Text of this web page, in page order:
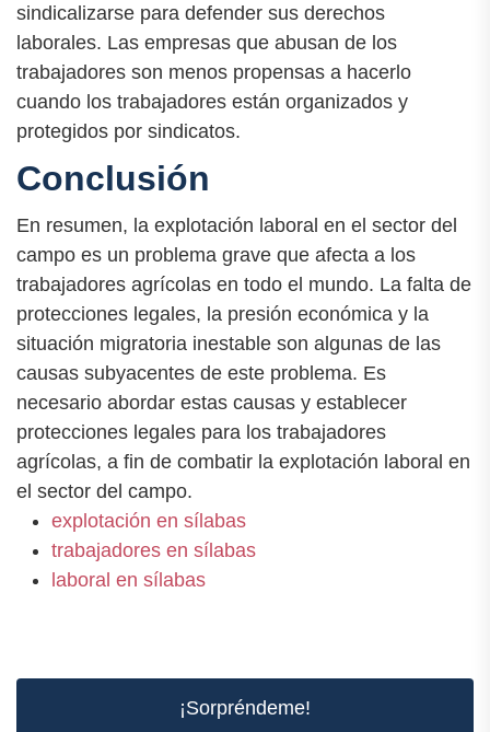
sindicalizarse para defender sus derechos
laborales. Las empresas que abusan de los
trabajadores son menos propensas a hacerlo
cuando los trabajadores están organizados y
protegidos por sindicatos.
Conclusión
En resumen, la explotación laboral en el sector del
campo es un problema grave que afecta a los
trabajadores agrícolas en todo el mundo. La falta de
protecciones legales, la presión económica y la
situación migratoria inestable son algunas de las
causas subyacentes de este problema. Es
necesario abordar estas causas y establecer
protecciones legales para los trabajadores
agrícolas, a fin de combatir la explotación laboral en
el sector del campo.
explotación en sílabas
trabajadores en sílabas
laboral en sílabas
¡Sorpréndeme!